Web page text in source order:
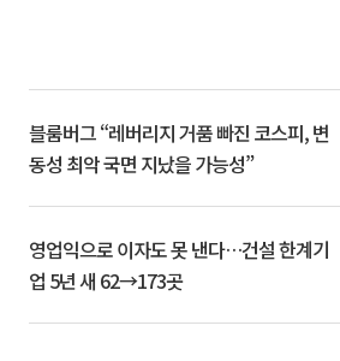
블룸버그 “레버리지 거품 빠진 코스피, 변
동성 최악 국면 지났을 가능성”
영업익으로 이자도 못 낸다…건설 한계기
업 5년 새 62→173곳